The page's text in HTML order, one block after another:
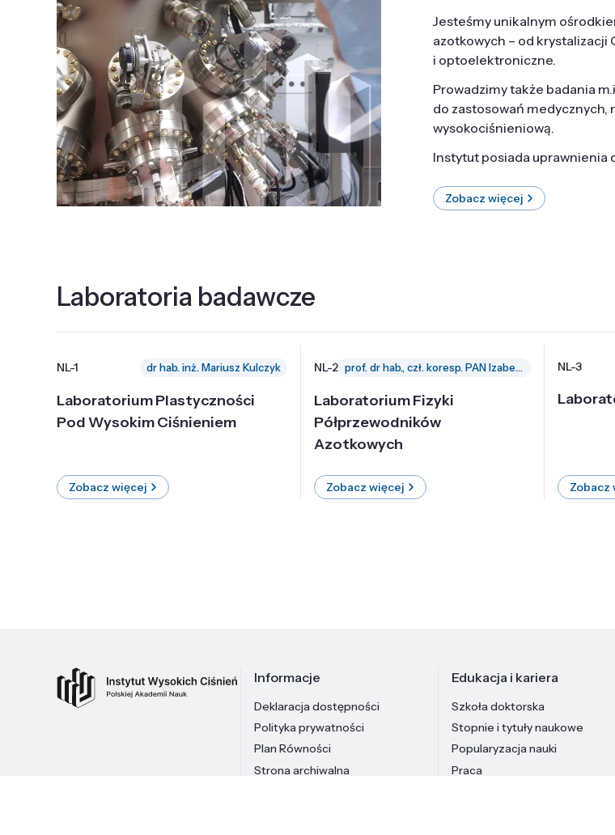
Jesteśmy unikalnym
azotkowych – od krystalizacji
i optoelektroniczne.
Prowadzimy także badania
do zastosowań
wysokociśnieniową.
Instytut posiada uprawnienia
Zobacz więcej
Laboratoria badawcze
NL-1 dr hab. inż. Mariusz Kulczyk
Laboratorium Plastyczności
Pod Wysokim Ciśnieniem
Zobacz więcej
NL-2 prof. dr hab., czł. koresp. PAN Izabella Grzegory
Laboratorium Fizyki
Półprzewodników
Azotkowych
Zobacz więcej
NL-3
Zobacz
Informacje
Deklaracja dostępności
Polityka prywatności
Plan Równości
Strona archiwalna
Edukacja i kariera
Szkoła doktorska
Stopnie i tytuły naukowe
Popularyzacja nauki
Praca